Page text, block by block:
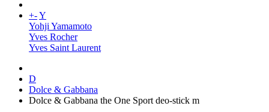
+-Y
Yohji Yamamoto
Yves Rocher
Yves Saint Laurent
D
Dolce & Gabbana
Dolce & Gabbana the One Sport deo-stick m